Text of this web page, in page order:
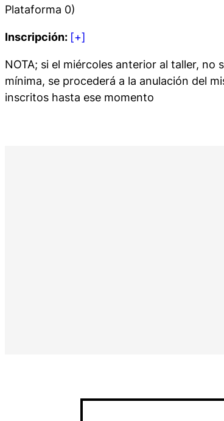
Plataforma 0)
Inscripción: [+]
NOTA; si el miércoles anterior al taller, no
mínima, se procederá a la anulación del
inscritos hasta ese momento